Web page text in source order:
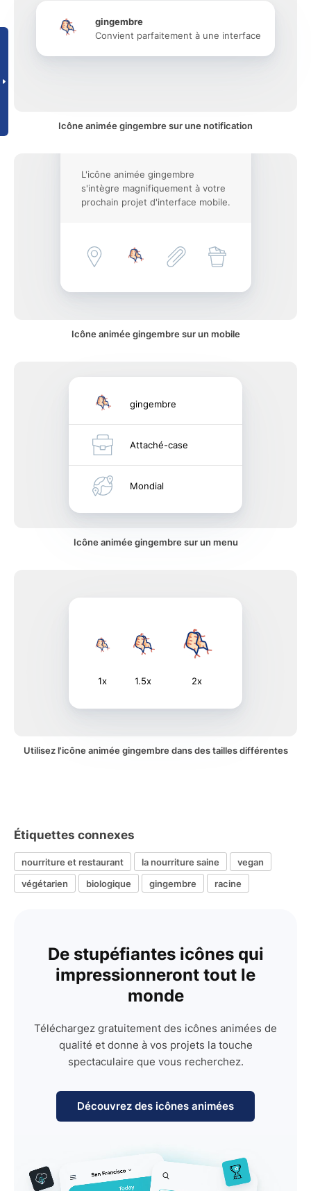
gingembre
Convient parfaitement à une interface
Icône animée gingembre sur une notification
L'icône animée gingembre
s'intègre magnifiquement à votre
prochain projet d'interface mobile.
Icône animée gingembre sur un mobile
gingembre
Attaché-case
Mondial
Icône animée gingembre sur un menu
1x 1.5x 2x
Utilisez l'icône animée gingembre dans des tailles différentes
Étiquettes connexes
nourriture et restaurant la nourriture saine
vegan
végétarien
biologique gingembre racine
De stupéfiantes icônes qui
impressionneront tout le
monde
Téléchargez gratuitement des icônes animées de
qualité et donne à vos projets la touche
spectaculaire que vous recherchez.
Découvrez des icônes animées